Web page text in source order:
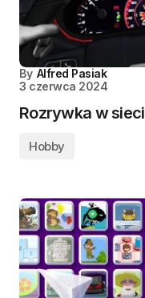
By Alfred Pasiak
3 czerwca 2024
Rozrywka w sieci
Hobby